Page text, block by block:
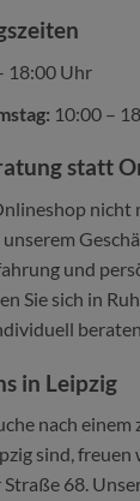
18:00 Uhr
10:00 –
statt
nicht
und
Sie sich in
in Leipzig
nach einem
sind,
68.